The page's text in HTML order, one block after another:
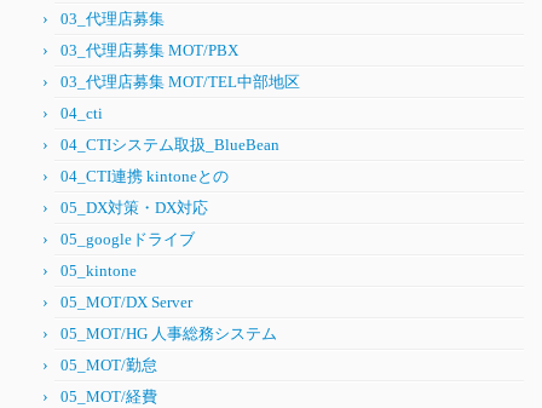
03_代理店募集
03_代理店募集 MOT/PBX
03_代理店募集 MOT/TEL中部地区
04_cti
04_CTIシステム取扱_BlueBean
04_CTI連携 kintoneとの
05_DX対策・DX対応
05_googleドライブ
05_kintone
05_MOT/DX Server
05_MOT/HG 人事総務システム
05_MOT/勤怠
05_MOT/経費